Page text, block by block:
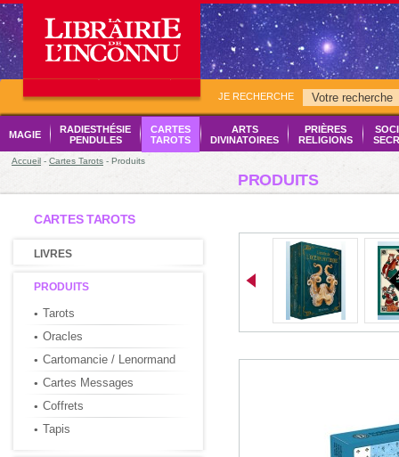
JE RECHERCHE
MAGIE
RADIESTHÉSIE
PENDULES
CARTES
TAROTS
ARTS
DIVINATOIRES
PRIÈRES
RELIGIONS
Accueil - Cartes Tarots - Produits
PRODUITS
CARTES TAROTS
LIVRES
PRODUITS
Tarots
Oracles
Cartomancie / Lenormand
Cartes Messages
Coffrets
Tapis